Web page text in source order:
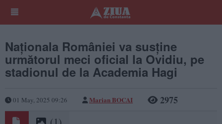
Naționala României va susține
următorul meci oficial la Ovidiu, pe
stadionul de la Academia Hagi
01 May, 2025 09:26 Marian BOCAI 2975